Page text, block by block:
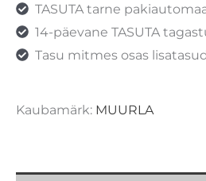
TASUTA tarne
14-päevane TASUTA
Tasu mitmes osas
Kaubamärk: MUURLA